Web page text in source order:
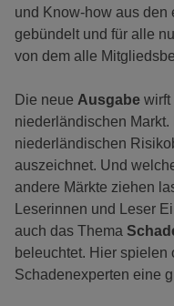
und Know-how aus den
gebündelt und für alle
von dem alle
Die neue Ausgabe wirft
niederländischen
niederländischen
auszeichnet. Und
andere Märkte ziehen
Leserinnen und Leser
auch das Thema
beleuchtet. Hier spielen
Schadenexperten eine